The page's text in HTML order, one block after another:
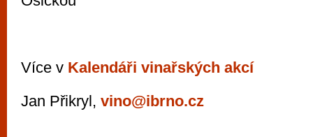
Více v Kalendáři vinařských akcí
Jan Přikryl, vino@ibrno.cz